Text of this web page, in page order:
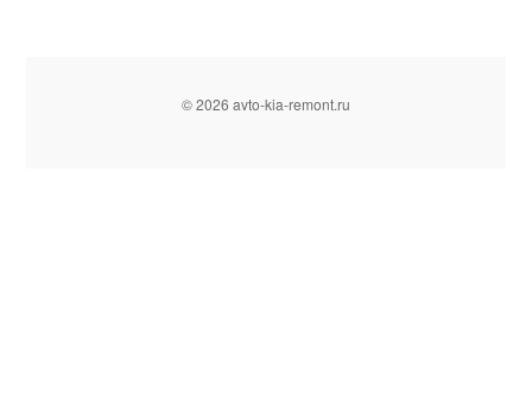
© 2026 avto-kia-remont.ru